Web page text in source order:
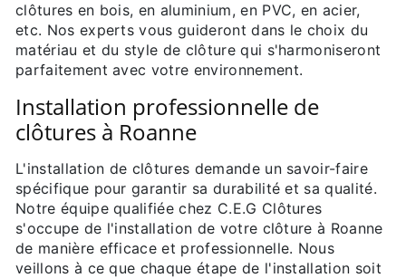
clôtures en bois, en aluminium, en PVC, en acier,
etc. Nos experts vous guideront dans le choix du
matériau et du style de clôture qui s'harmoniseront
parfaitement avec votre environnement.
Installation professionnelle de
clôtures à Roanne
L'installation de clôtures demande un savoir-faire
spécifique pour garantir sa durabilité et sa qualité.
Notre équipe qualifiée chez C.E.G Clôtures
s'occupe de l'installation de votre clôture à Roanne
de manière efficace et professionnelle. Nous
veillons à ce que chaque étape de l'installation soit